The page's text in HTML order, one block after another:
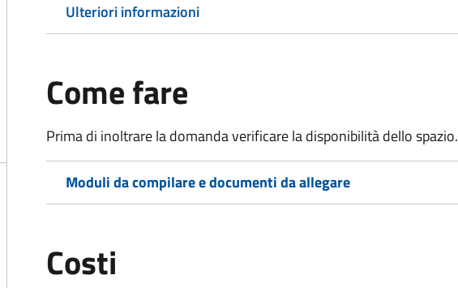
Ulteriori informazioni
Come fare
Prima di inoltrare la domanda verificare la disponibilità dello spazio.
Moduli da compilare e documenti da allegare
Costi